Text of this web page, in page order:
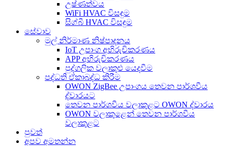
උෂ්ණත්වය
WiFi HVAC විසඳුම
සිග්බී HVAC විසඳුම
සේවාව
මුල් නිර්මාණ නිෂ්පාදනය
IoT උපාංග අභිරුචිකරණය
APP අභිරුචිකරණය
පුද්ගලික වලාකුළු යෙදවීම
පද්ධති ඒකාබද්ධ කිරීම
OWON ZigBee උපාංගය තෙවන පාර්ශවීය
ද්වාරයට
තෙවන පාර්ශවීය වලාකුළට OWON ද්වාරය
OWON වලාකුළෙන් තෙවන පාර්ශවීය
වලාකුළට
පුවත්
අපව අමතන්න